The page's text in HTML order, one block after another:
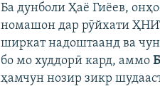
Ба дунболи Ҳаё Гиёев,
номашон дар рӯйхати
ширкат надоштаанд ва
бо мо худдорӣ кард, аммо
ҳамчун нозир зикр